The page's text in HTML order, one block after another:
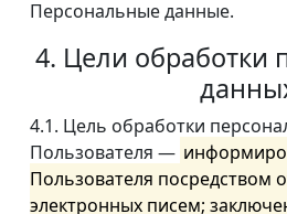
Персональные данные.
4. Цели обработки
4.1. Цель обработки
Пользователя —
Пользователя посредством
электронных писем;